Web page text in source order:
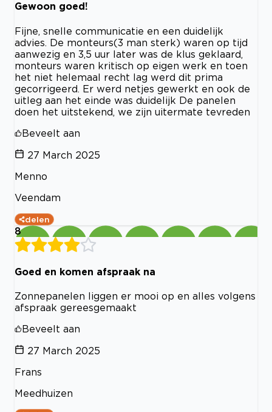
Gewoon goed!
Fijne, snelle communicatie en een duidelijk
advies. De monteurs(3 man sterk) waren op tijd
aanwezig en 3,5 uur later was de klus geklaard,
monteurs waren kritisch op eigen werk en toen
het niet helemaal recht lag werd dit prima
gecorrigeerd. Er werd netjes gewerkt en ook de
uitleg aan het einde was duidelijk De panelen
doen het uitstekend, we zijn uitermate tevreden
Beveelt aan
27 March 2025
Menno
Veendam
delen
8
Goed en komen afspraak na
Zonnepanelen liggen er mooi op en alles volgens
afspraak gereesgemaakt
Beveelt aan
27 March 2025
Frans
Meedhuizen